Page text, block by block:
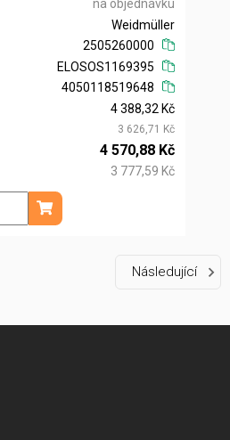
na objednávku
Weidmüller
2505260000
ELOSOS1169395
4050118519648
4 388,32 Kč
3 626,71 Kč
4 570,88 Kč
3 777,59 Kč
ks
Přidat do košíku
Následující